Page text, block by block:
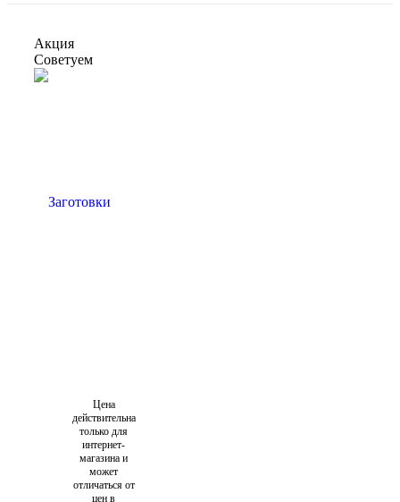
Акция
Советуем
Цена
действительна
только для
интернет-
магазина и
может
отличаться от
цен в